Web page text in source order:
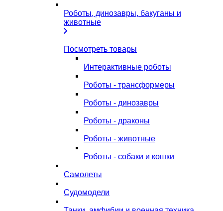
Роботы, динозавры, бакуганы и
животные
Посмотреть товары
Интерактивные роботы
Роботы - трансформеры
Роботы - динозавры
Роботы - драконы
Роботы - животные
Роботы - собаки и кошки
Самолеты
Судомодели